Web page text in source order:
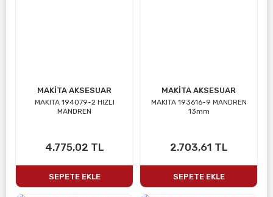
MAKİTA AKSESUAR
MAKITA 194079-2 HIZLI
MANDREN
4.775,02 TL
SEPETE EKLE
MAKİTA AKSESUAR
MAKITA 193616-9 MANDREN
13mm
2.703,61 TL
SEPETE EKLE